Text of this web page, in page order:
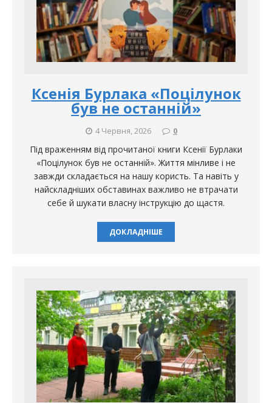
Ксенія Бурлака «Поцілунок
був не останній»
4 Червня, 2026 0
Під враженням від прочитаної книги Ксенії Бурлаки
«Поцілунок був не останній». Життя мінливе і не
завжди складається на нашу користь. Та навіть у
найскладніших обставинах важливо не втрачати
себе й шукати власну інструкцію до щастя.
ДОКЛАДНІШЕ